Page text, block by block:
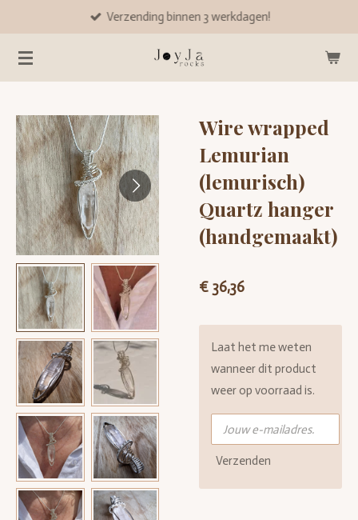
naar
de
Verzending binnen 3 werkdagen!
Wire wrapped
Lemurian
(lemurisch)
Quartz hanger
(handgemaakt)
€ 36,36
Laat het me weten
wanneer dit product
weer op voorraad is.
Verzenden